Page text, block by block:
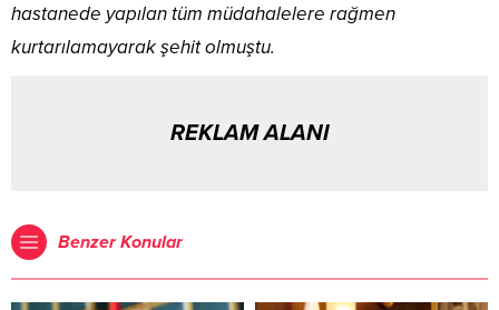
hastanede yapılan tüm müdahalelere rağmen
kurtarılamayarak şehit olmuştu.
REKLAM ALANI
Benzer Konular